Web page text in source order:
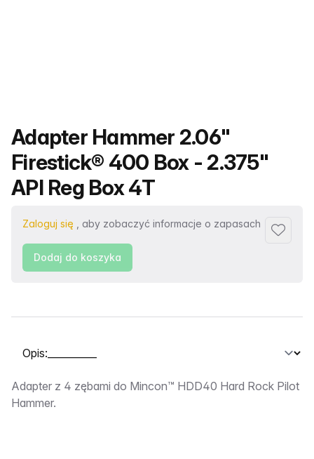
Nazwa produktu
Adapter Hammer 2.06"
Firestick® 400 Box - 2.375"
API Reg Box 4T
Zaloguj się , aby zobaczyć informacje o zapasach
Dodaj
Dodaj do koszyka
Wybierz kartę
Opis:__________
Adapter z 4 zębami do Mincon™ HDD40 Hard Rock Pilot
Hammer.